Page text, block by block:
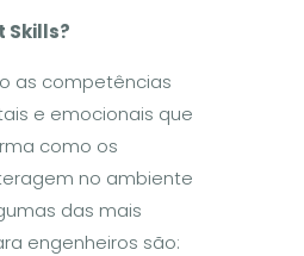
Skills?
as competências
e emocionais que
como os
no ambiente
das mais
engenheiros são: